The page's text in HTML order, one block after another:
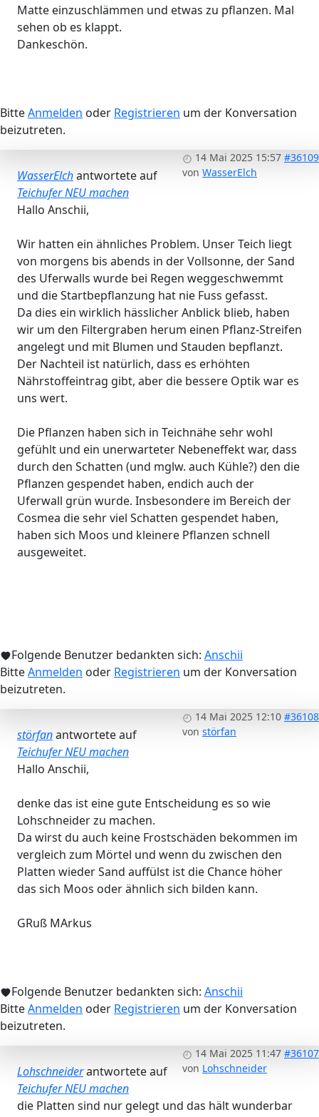
Matte einzuschlämmen und etwas zu pflanzen. Mal
sehen ob es klappt.
Dankeschön.
BitteAnmelden oder Registrieren um der Konversation
beizutreten.
14 Mai 2025 15:57 #36109
von WasserElch
WasserElchantwortete auf
Teichufer NEU machen
Hallo Anschii,
Wir hatten ein ähnliches Problem. Unser Teich liegt
von morgens bis abends in der Vollsonne, der Sand
des Uferwalls wurde bei Regen weggeschwemmt
und die Startbepflanzung hat nie Fuss gefasst.
Da dies ein wirklich hässlicher Anblick blieb, haben
wir um den Filtergraben herum einen Pflanz-Streifen
angelegt und mit Blumen und Stauden bepflanzt.
Der Nachteil ist natürlich, dass es erhöhten
Nährstoffeintrag gibt, aber die bessere Optik war es
uns wert.
Die Pflanzen haben sich in Teichnähe sehr wohl
gefühlt und ein unerwarteter Nebeneffekt war, dass
durch den Schatten (und mglw. auch Kühle?) den die
Pflanzen gespendet haben, endich auch der
Uferwall grün wurde. Insbesondere im Bereich der
Cosmea die sehr viel Schatten gespendet haben,
haben sich Moos und kleinere Pflanzen schnell
ausgeweitet.
Folgende Benutzer bedankten sich: Anschii
BitteAnmelden oder Registrieren um der Konversation
beizutreten.
14 Mai 2025 12:10 #36108
von störfan
störfanantwortete auf
Teichufer NEU machen
Hallo Anschii,
denke das ist eine gute Entscheidung es so wie
Lohschneider zu machen.
Da wirst du auch keine Frostschäden bekommen im
vergleich zum Mörtel und wenn du zwischen den
Platten wieder Sand auffülst ist die Chance höher
das sich Moos oder ähnlich sich bilden kann.
GRuß MArkus
Folgende Benutzer bedankten sich: Anschii
BitteAnmelden oder Registrieren um der Konversation
beizutreten.
14 Mai 2025 11:47 #36107
von Lohschneider
Lohschneiderantwortete auf
Teichufer NEU machen
die Platten sind nur gelegt und das hält wunderbar